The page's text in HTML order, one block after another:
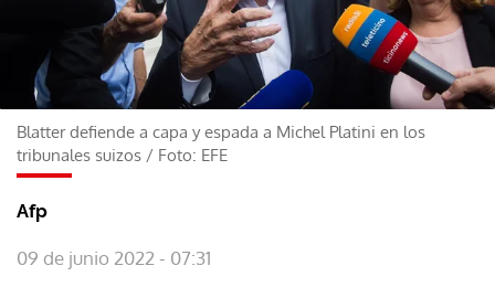
Blatter defiende a capa y espada a Michel Platini en los
tribunales suizos / Foto: EFE
Afp
09 de junio 2022 - 07:31